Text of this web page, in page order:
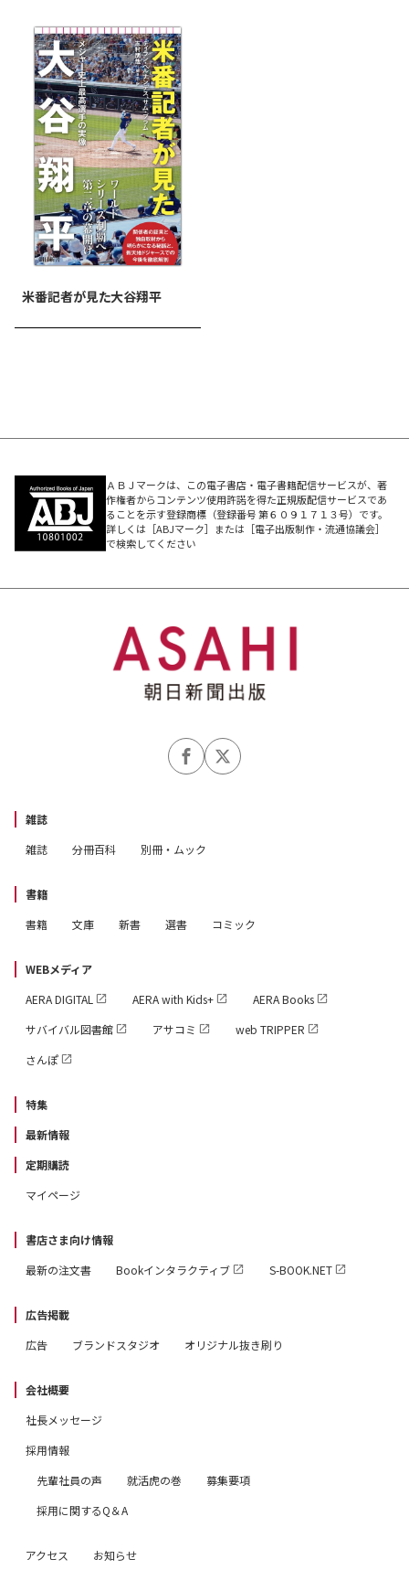
米番記者が見た大谷翔平
ＡＢＪマークは、この電子書店・電子書籍配信サービスが、著
作権者からコンテンツ使用許諾を得た正規版配信サービスであ
ることを示す登録商標（登録番号 第６０９１７１３号）です。
詳しくは［ABJマーク］または［電子出版制作・流通協議会］
で検索してください
雑誌
雑誌
分冊百科 別冊・ムック
書籍
書籍
文庫 新書 選書 コミック
WEBメディア
AERA DIGITAL
AERA with Kids+
AERA Books
サバイバル図書館
アサコミ
web TRIPPER
さんぽ
特集
最新情報
定期購読
マイページ
書店さま向け情報
最新の注文書
Bookインタラクティブ S-BOOK.NET
広告掲載
広告
ブランドスタジオ オリジナル抜き刷り
会社概要
社長メッセージ
採用情報
先輩社員の声
就活虎の巻
募集要項
採用に関するQ＆A
アクセス お知らせ